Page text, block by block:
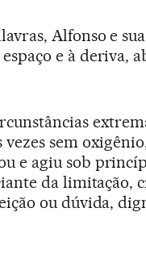
Alfonso e
e à deriva,
vezes sem
e agiu sob
da limitação,
ou dúvida,